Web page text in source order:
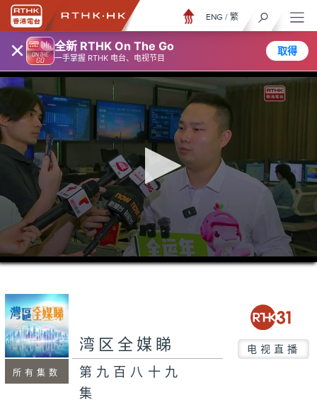
× 全新 RTHK On The Go
一手掌握 RTHK 电台、电视节目
取得
ENG / 繁
0
seconds
minutes,
7
seconds
所有集数
湾区全媒睇 电视直播
第九百八十九
集